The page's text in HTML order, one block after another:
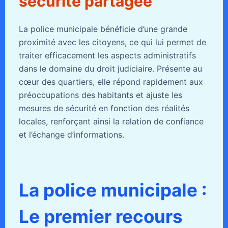
La police municipale bénéficie d’une grande
proximité avec les citoyens, ce qui lui permet de
traiter efficacement les aspects administratifs
dans le domaine du droit judiciaire. Présente au
cœur des quartiers, elle répond rapidement aux
préoccupations des habitants et ajuste les
mesures de sécurité en fonction des réalités
locales, renforçant ainsi la relation de confiance
et l’échange d’informations.
La police municipale :
Le premier recours